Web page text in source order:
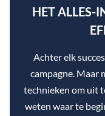
HET ALLES-
Achter elk
campagne. Maar
technieken om uit
weten waar te